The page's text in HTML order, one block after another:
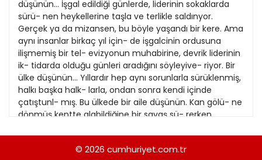
Sürdürülebilir yaşam
Turizm Eki
Yerel Yönetimler
1985
1984
1983
1982
1981
1980
26
27
28
29
30
31
18
20
21
22
23
düşünün... İşgal edildiği günlerde, liderinin sokaklarda
sürü- nen heykellerine taşla ve terlikle saldınyor.
Gerçek ya da mizansen, bu böyle yaşandı bir kere. Ama
aynı insanlar birkaç yıl için- de işgalcinin ordusuna
ilişmemiş bir tel- evizyonun muhabirine, devrik liderinin
ik- tidarda olduğu günleri aradığını söyleyive- riyor. Bir
ülke düşünün... Yıllardır hep aynı sorunlarla sürüklenmiş,
halkı başka halk- larla, ondan sonra kendi içinde
çatıştunl- mış. Bu ülkede bir aile düşünün. Kan gölü- ne
dönmüş kentte alabildiğine bir savaş sü- rerken
bakıyor. Bağdat'ta bir aile; Varide, Abbas ve Hala yaşıyor
ve anlatıyor, Minka Nijhuis satırlara döküyor. HANGİSİ
© 2026 cumhuriyet.com.tr